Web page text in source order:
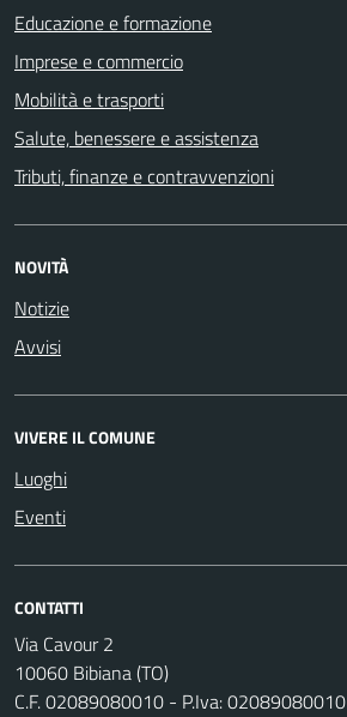
Educazione e formazione
Imprese e commercio
Mobilità e trasporti
Salute, benessere e assistenza
Tributi, finanze e contravvenzioni
NOVITÀ
Notizie
Avvisi
VIVERE IL COMUNE
Luoghi
Eventi
CONTATTI
Via Cavour 2
10060 Bibiana (TO)
C.F. 02089080010 - P.Iva: 02089080010